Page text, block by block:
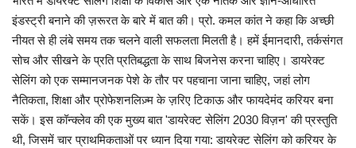
इंडस्ट्री बनाने की ज़रूरत के बारे में बात की। प्रो. कमल कांत ने कहा कि अच्छी
नीयत से ही लंबे समय तक चलने वाली सफलता मिलती है। हमें ईमानदारी, तर्कसंगत
सोच और सीखने के प्रति प्रतिबद्धता के साथ बिजनेस करना चाहिए। डायरेक्ट
सेलिंग को एक सम्मानजनक पेशे के तौर पर पहचाना जाना चाहिए, जहां लोग
नैतिकता, शिक्षा और प्रोफेशनलिज़्म के ज़रिए टिकाऊ और फायदेमंद करियर बना
सकें। इस कॉन्क्लेव की एक मुख्य बात 'डायरेक्ट सेलिंग 2030 विज़न' की प्रस्तुति
थी, जिसमें चार प्राथमिकताओं पर ध्यान दिया गया: डायरेक्ट सेलिंग को करियर के